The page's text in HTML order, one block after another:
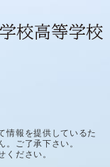
情報を提供しているた
ご了承下さい。
ください。